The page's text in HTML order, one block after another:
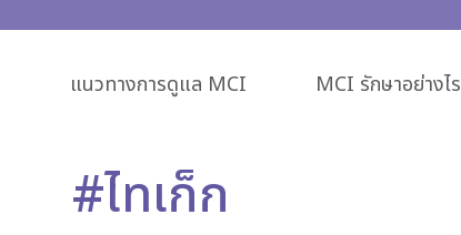
แนวทางการดูแล MCI MCI รักษาอย่างไร
#ไทเก็ก